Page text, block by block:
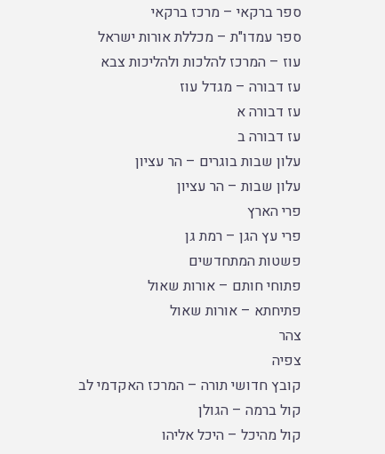
ספר ברקאי – מרכז ברקאי
ספר עמדו"ת – מכללת אורות ישראל
עוז – המרכז להלכות ולהליכות צבא
עז דבורה – מגדל עוז
עז דבורה א
עז דבורה ב
עלון שבות בוגרים – הר עציון
עלון שבות – הר עציון
פרי הארץ
פרי עץ הגן – רמת גן
פשטות המתחדשים
פתוחי חותם – אורות שאול
פתיחתא – אורות שאול
צהר
צפיה
קובץ חדושי תורה – המרכז האקדמי לב
קול ברמה – הגולן
קול מהיכל – היכל אליהו